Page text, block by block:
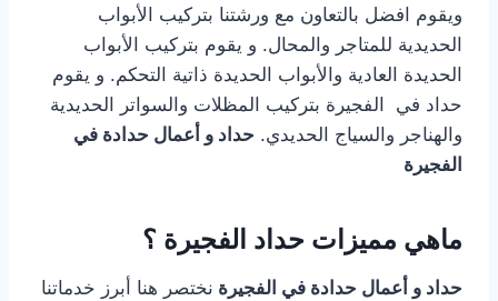
ويقوم افضل بالتعاون مع ورشتنا بتركيب الأبواب
الحديدية للمتاجر والمحال. و يقوم بتركيب الأبواب
الحديدة العادية والأبواب الحديدة ذاتية التحكم. و يقوم
حداد في الفجيرة بتركيب المظلات والسواتر الحديدية
والهناجر والسياج الحديدي. حداد و أعمال حدادة في
الفجيرة
ماهي مميزات حداد الفجيرة ؟
حداد و أعمال حدادة في الفجيرة نختصر هنا أبرز خدماتنا